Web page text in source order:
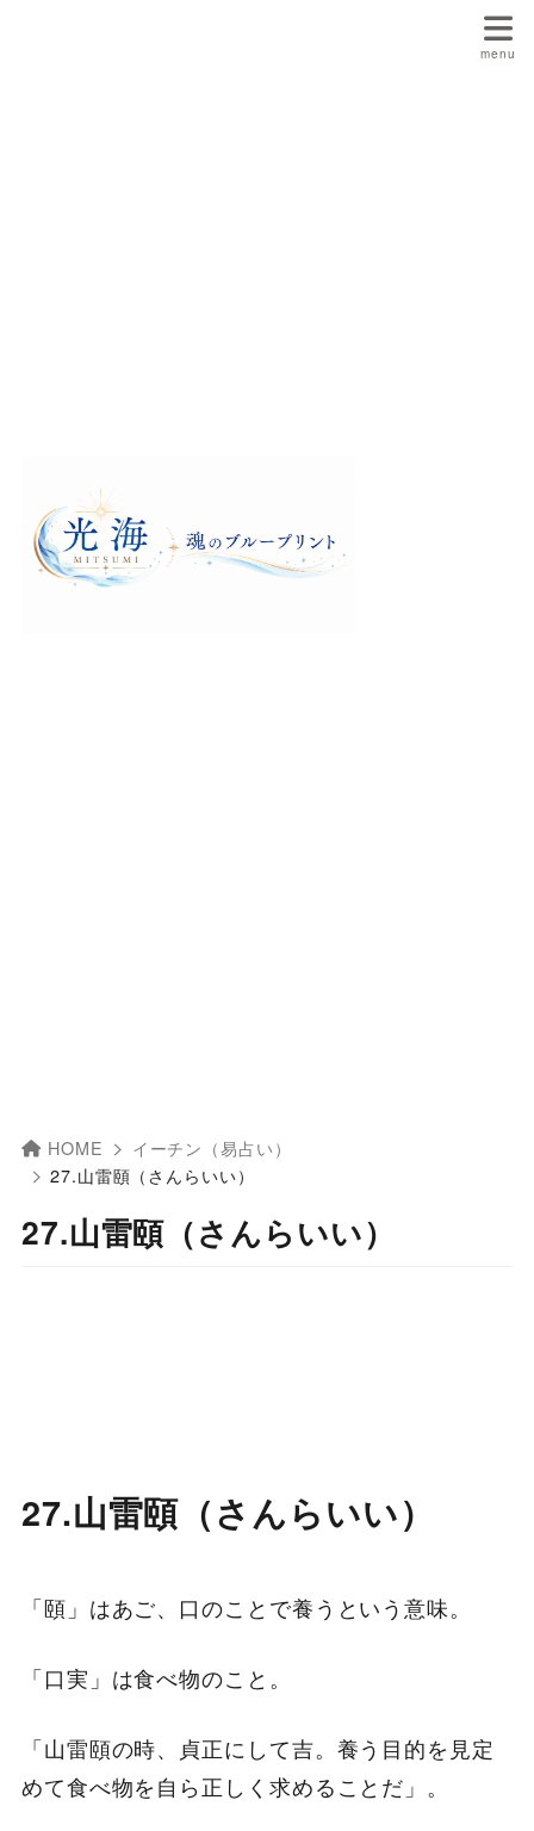
HOME
イーチン（易占い）
27.山雷頤（さんらいい）
27.山雷頤（さんらいい）
27.山雷頤（さんらいい）
「頤」はあご、口のことで養うという意味。
「口実」は食べ物のこと。
「山雷頤の時、貞正にして吉。養う目的を見定
めて食べ物を自ら正しく求めることだ」。